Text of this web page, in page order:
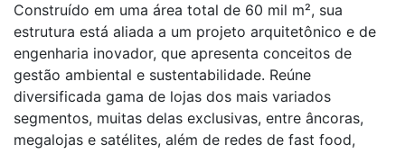
Construído em uma área total de 60 mil m², sua
estrutura está aliada a um projeto arquitetônico e de
engenharia inovador, que apresenta conceitos de
gestão ambiental e sustentabilidade. Reúne
diversificada gama de lojas dos mais variados
segmentos, muitas delas exclusivas, entre âncoras,
megalojas e satélites, além de redes de fast food,